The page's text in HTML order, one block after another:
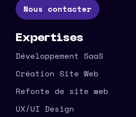
Nous contacter
Expertises
Développement SaaS
Création Site Web
Refonte de site web
UX/UI Design